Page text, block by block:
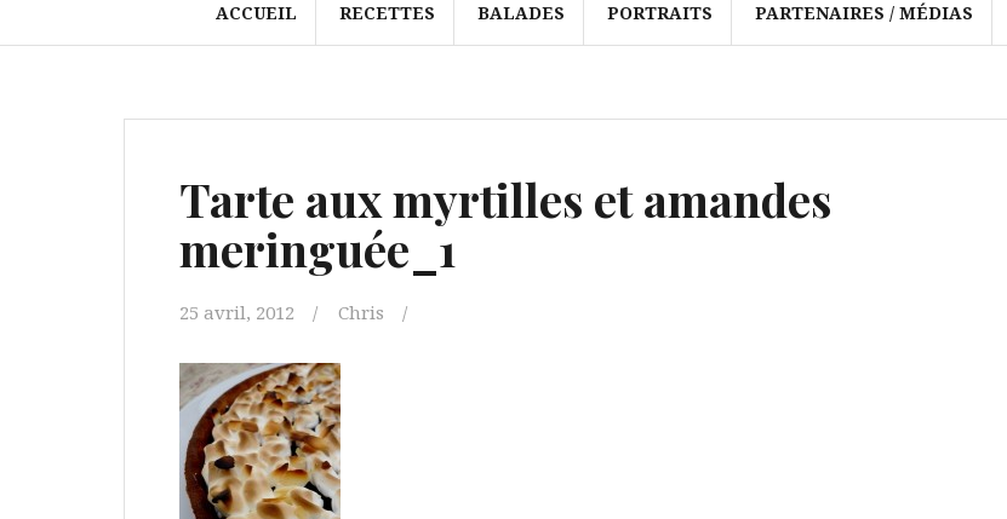
ACCUEIL RECETTES BALADES PORTRAITS PARTENAIRES / MÉDIAS
Tarte aux myrtilles et amandes
meringuée_1
25 avril, 2012 Chris